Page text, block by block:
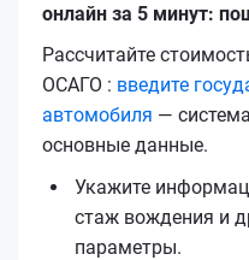
онлайн за 5 минут:
Рассчитайте
ОСАГО : введите
автомобиля —
основные данные.
Укажите
стаж вождения и
параметры.